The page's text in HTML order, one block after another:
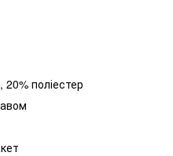
поліестер